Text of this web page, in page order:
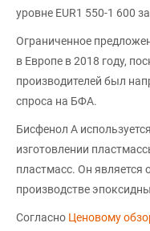
уровне EUR1 550-1 600
Ограниченное
в Европе в 2018 году,
производителей был
спроса на БФА.
Бисфенол А
изготовлении
пластмасс. Он
производстве
Согласно Ценовому